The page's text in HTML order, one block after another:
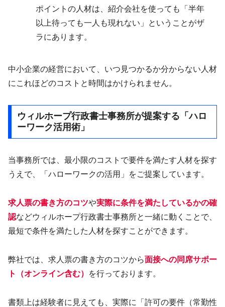
ポイントの人材は、紹介会社を使っても「半年
以上待っても一人も現れない」ということがザ
ラにあります。
中小企業の経営において、いつ見つかるか分からない人材
にこれほどのコストと時間はかけられません。
ウィルホープ行政書士事務所が提案する「ハロ
ーワーク活用術」
当事務所では、最小限のコストで要件を満たす人材を探す
うえで、「ハローワークの活用」をご提案しています。
求人票の書き方のコツや実際に条件を満たしているかの確
認などウィルホープ行政書士事務所と一緒に動くことで、
最短で条件を満たした人材を探すことができます。
弊社では、求人票の書き方のコツから面接への同席サポー
ト（オンライン含む）
を行っております。
書類上は経験者に見えても、実際に「許可の要件（常勤性